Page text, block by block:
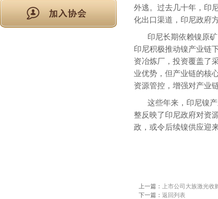
外逃。过去几十年，印
化出口渠道，印尼政府
印尼长期依赖镍原
印尼积极推动镍产业链
资冶炼厂，投资覆盖了
业优势，但产业链的核
资源管控，增强对产业
这些年来，印尼镍
整反映了印尼政府对资
政，或令后续镍供应迎
上一篇： 上市公司大族激光收
下一篇： 返回列表